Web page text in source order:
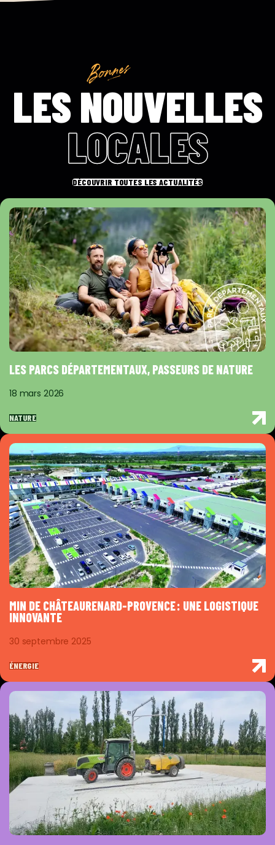
LES NOUVELLES
LOCALES
DÉCOUVRIR TOUTES LES ACTUALITÉS
LES PARCS DÉPARTEMENTAUX, PASSEURS DE NATURE
18 mars 2026
NATURE
MIN DE CHÂTEAURENARD-PROVENCE : UNE LOGISTIQUE
INNOVANTE
30 septembre 2025
ÉNERGIE